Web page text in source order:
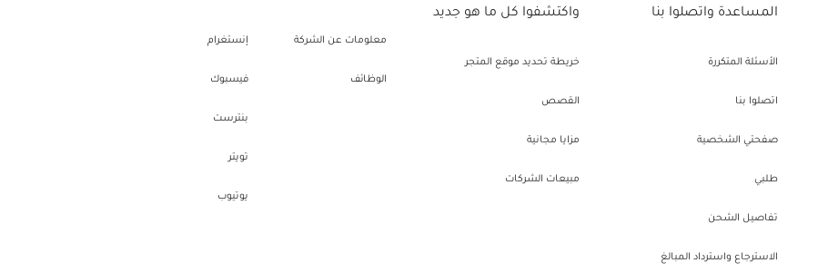
المساعدة واتصلوا بنا
الأسئلة المتكررة
اتصلوا بنا
صفحتي الشخصية
طلبي
تفاصيل الشحن
الاسترجاع واسترداد المبالغ
واكتشفوا كل ما هو جديد
خريطة تحديد موقع المتجر
القصص
مزايا مجانية
مبيعات الشركات
معلومات عن الشركة
الوظائف
إنستغرام
فيسبوك
بنترست
تويتر
يوتيوب